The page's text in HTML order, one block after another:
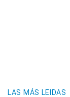
LAS MÁS LEIDAS